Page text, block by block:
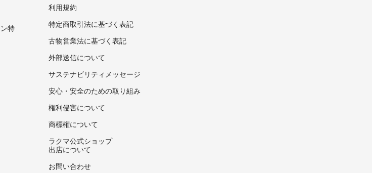
特
利用規約
特定商取引法に基づく表記
古物営業法に基づく表記
外部送信について
サステナビリティメッセージ
安心・安全のための取り組み
権利侵害について
商標権について
ラクマ公式ショップ
出店について
お問い合わせ